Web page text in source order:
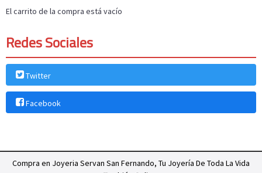
El carrito de la compra está vacío
Redes Sociales
Twitter
Facebook
Compra en Joyeria Servan San Fernando, Tu Joyería De Toda La Vida